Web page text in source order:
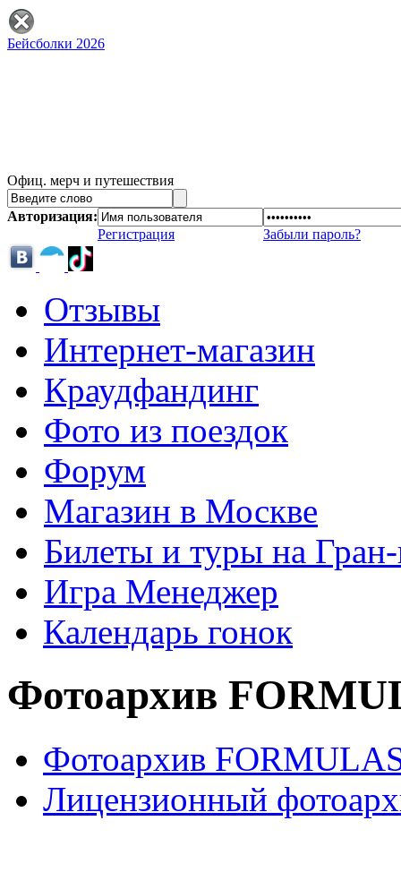
Бейсболки 2026
Офиц. мерч и путешествия
Авторизация:
Регистрация
Забыли пароль?
Отзывы
Интернет-магазин
Краудфандинг
Фото из поездок
Форум
Магазин в Москве
Билеты и туры на
Игра Менеджер
Календарь гонок
Фотоархив
Фотоархив
Лицензионный